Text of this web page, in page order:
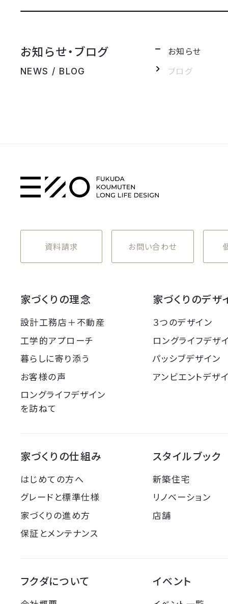
お知らせ・ブログ
NEWS / BLOG
お知らせ
ブログ
資料請求 お問い合わせ
家づくりの理念
設計工務店＋不動産
工学的アプローチ
暮らしに寄り添う
お客様の声
ロングライフデザイン
を訪ねて
家づくりのデザ
３つのデザイン
ロングライフデザ
パッシブデザイン
アンビエントデザ
家づくりの仕組み
はじめての方へ
グレードと標準仕様
家づくりの進め方
保証とメンテナンス
スタイルブック
新築住宅
リノベーション
店舗
フクダについて イベント